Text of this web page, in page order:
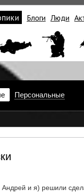
Блоги Люди
Персональные
и я) решили